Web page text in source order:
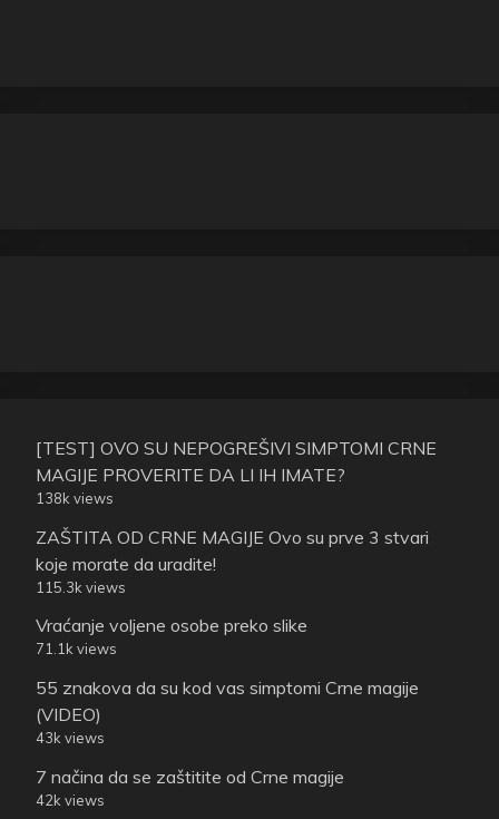
[TEST] OVO SU NEPOGREŠIVI SIMPTOMI CRNE
MAGIJE PROVERITE DA LI IH IMATE?
138k views
ZAŠTITA OD CRNE MAGIJE Ovo su prve 3 stvari
koje morate da uradite!
115.3k views
Vraćanje voljene osobe preko slike
71.1k views
55 znakova da su kod vas simptomi Crne magije
(VIDEO)
43k views
7 načina da se zaštitite od Crne magije
42k views